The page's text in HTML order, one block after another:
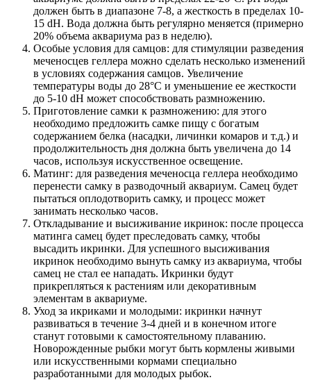
должен быть в диапазоне 7-8, а жесткость в пределах 10-
15 dH. Вода должна быть регулярно меняется (примерно
20% объема аквариума раз в неделю).
Особые условия для самцов: для стимуляции разведения
меченосцев геллера можно сделать несколько изменений
в условиях содержания самцов. Увеличение
температуры воды до 28°C и уменьшение ее жесткости
до 5-10 dH может способствовать размножению.
Приготовление самки к размножению: для этого
необходимо предложить самке пищу с богатым
содержанием белка (насадки, личинки комаров и т.д.) и
продолжительность дня должна быть увеличена до 14
часов, используя искусственное освещение.
Матинг: для разведения меченосца геллера необходимо
перенести самку в разводочный аквариум. Самец будет
пытаться оплодотворить самку, и процесс может
занимать несколько часов.
Откладывание и высиживание икринок: после процесса
матинга самец будет преследовать самку, чтобы
высадить икринки. Для успешного высиживания
икринок необходимо вынуть самку из аквариума, чтобы
самец не стал ее нападать. Икринки будут
прикрепляться к растениям или декоративным
элементам в аквариуме.
Уход за икриками и молодыми: икринки начнут
развиваться в течение 3-4 дней и в конечном итоге
станут готовыми к самостоятельному плаванию.
Новорожденные рыбки могут быть кормлены живыми
или искусственными кормами специально
разработанными для молодых рыбок.